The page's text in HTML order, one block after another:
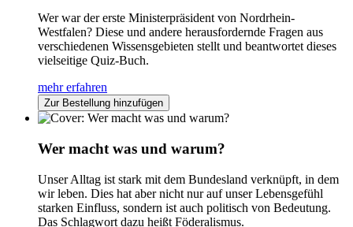
Wer war der erste Ministerpräsident von Nordrhein-
Westfalen? Diese und andere herausfordernde Fragen aus
verschiedenen Wissensgebieten stellt und beantwortet dieses
vielseitige Quiz-Buch.
mehr erfahren
Zur Bestellung hinzufügen
Wer macht was und warum?
Unser Alltag ist stark mit dem Bundesland verknüpft, in dem
wir leben. Dies hat aber nicht nur auf unser Lebensgefühl
starken Einfluss, sondern ist auch politisch von Bedeutung.
Das Schlagwort dazu heißt Föderalismus.